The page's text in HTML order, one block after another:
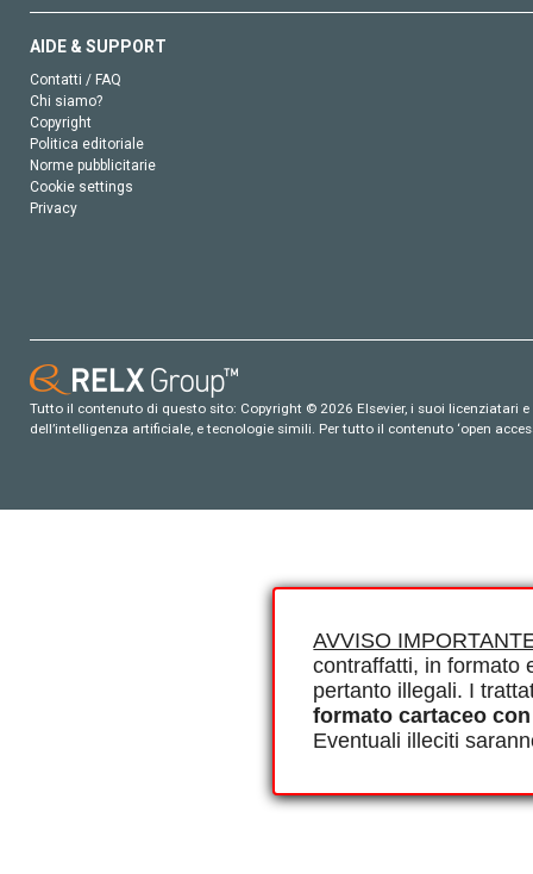
AVVISO
contraffatti, in formato
pertanto illegali. I
formato cartaceo
Eventuali illeciti
AIDE & SUPPORT
Contatti / FAQ
Chi siamo?
Copyright
Politica editoriale
Norme pubblicitarie
Cookie settings
Privacy
Tutto il contenuto di questo sito: Copyright © 2026 Elsevier, i suoi
dell’intelligenza artificiale, e tecnologie simili. Per tutto il contenuto ‘open